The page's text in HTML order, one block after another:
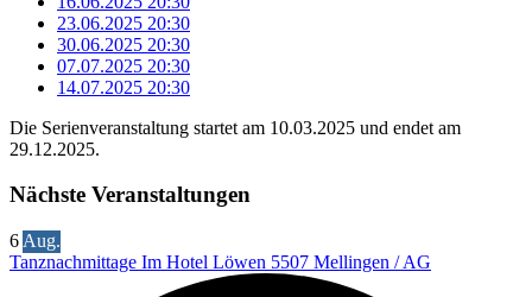
23.06.2025 20:30
30.06.2025 20:30
07.07.2025 20:30
14.07.2025 20:30
Die Serienveranstaltung startet am 10.03.2025 und endet am
29.12.2025.
Nächste Veranstaltungen
6 Aug.
Tanznachmittage Im Hotel Löwen 5507 Mellingen / AG